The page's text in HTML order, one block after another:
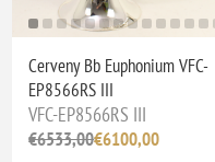
Cerveny Bb Euphonium VFC-
EP8566RS III
VFC-EP8566RS III
€6533,00€6100,00